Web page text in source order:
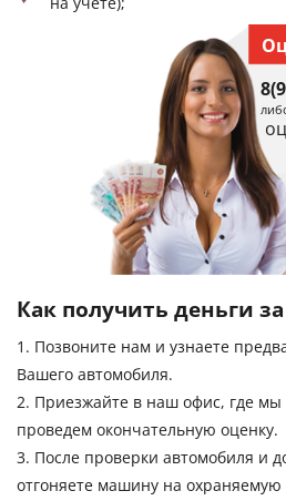
Как получить деньги за
1. Позвоните нам и узнаете
Вашего автомобиля.
2. Приезжайте в наш офис, где мы
проведем окончательную оценку.
3. После проверки автомобиля и
отгоняете машину на охраняемую